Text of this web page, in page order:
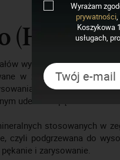
(Hardlex)
wykorzystywanych do
w zegarmistrzostwie
niż szkło
uderzeniu pęka.
stosowanych w
czyli podgrzewana do
i zarysowanie.
Wyrażam
prywatności,
Koszykowa
usługach,